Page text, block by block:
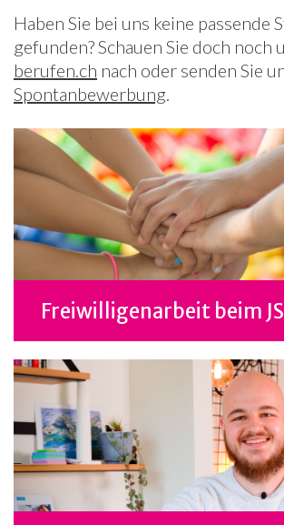
Newsletter
Haben Sie bei uns keine passende
gefunden? Schauen Sie doch noch
berufen.ch nach oder senden Sie
Spontanbewerbung.
Freiwilligenarbeit beim